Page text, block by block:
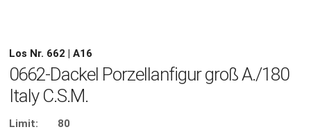
Los Nr. 662 | A16
0662-Dackel Porzellanfigur groß A./180
Italy C.S.M.
Limit:
80